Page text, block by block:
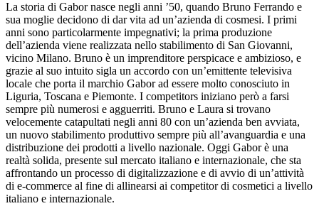
La storia di Gabor nasce negli anni ’50, quando Bruno Ferrando e
sua moglie decidono di dar vita ad un’azienda di cosmesi. I primi
anni sono particolarmente impegnativi; la prima produzione
dell’azienda viene realizzata nello stabilimento di San Giovanni,
vicino Milano. Bruno è un imprenditore perspicace e ambizioso, e
grazie al suo intuito sigla un accordo con un’emittente televisiva
locale che porta il marchio Gabor ad essere molto conosciuto in
Liguria, Toscana e Piemonte. I competitors iniziano però a farsi
sempre più numerosi e agguerriti. Bruno e Laura si trovano
velocemente catapultati negli anni 80 con un’azienda ben avviata,
un nuovo stabilimento produttivo sempre più all’avanguardia e una
distribuzione dei prodotti a livello nazionale. Oggi Gabor è una
realtà solida, presente sul mercato italiano e internazionale, che sta
affrontando un processo di digitalizzazione e di avvio di un’attività
di e-commerce al fine di allinearsi ai competitor di cosmetici a livello
italiano e internazionale.